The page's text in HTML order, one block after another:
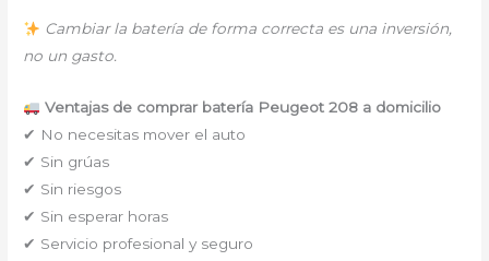
Cambiar la batería de forma correcta es una inversión,
no un gasto.
Ventajas de comprar batería Peugeot 208 a domicilio
✔ No necesitas mover el auto
✔ Sin grúas
✔ Sin riesgos
✔ Sin esperar horas
✔ Servicio profesional y seguro